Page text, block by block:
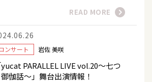
READ MORE
ンサート 岩佐 美咲
yucat PARALLEL LIVE vol.20～七つ
御伽話～」舞台出演情報！